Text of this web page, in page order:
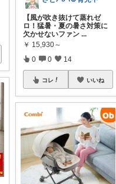
【風が吹き抜けて蒸れゼ
ロ！猛暑・夏の暑さ対策に
欠かせないファン ...
￥ 15,930～
0 0 14
コレ いいね